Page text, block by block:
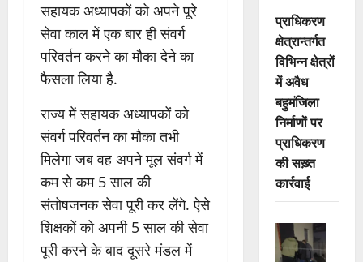
सहायक अध्यापकों को अपने पूरे
सेवा काल में एक बार ही संवर्ग
परिवर्तन करने का मौका देने का
फैसला लिया है.
राज्य में सहायक अध्यापकों को
संवर्ग परिवर्तन का मौका तभी
मिलेगा जब वह अपने मूल संवर्ग में
कम से कम 5 साल की
संतोषजनक सेवा पूरी कर लेंगे. ऐसे
शिक्षकों को अपनी 5 साल की सेवा
पूरी करने के बाद दूसरे मंडल में
प्राधिकरण
क्षेत्रान्तर्गत
विभिन्न क्षेत्रों
में अवैध
बहुमंजिला
निर्माणों पर
प्राधिकरण
की सख़्त
कार्रवाई